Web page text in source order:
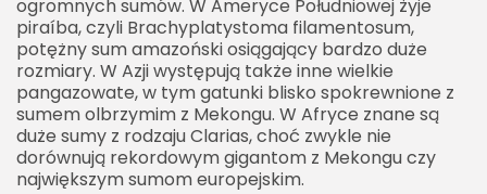
ogromnych sumów. W Ameryce Południowej żyje
piraíba, czyli Brachyplatystoma filamentosum,
potężny sum amazoński osiągający bardzo duże
rozmiary. W Azji występują także inne wielkie
pangazowate, w tym gatunki blisko spokrewnione z
sumem olbrzymim z Mekongu. W Afryce znane są
duże sumy z rodzaju Clarias, choć zwykle nie
dorównują rekordowym gigantom z Mekongu czy
największym sumom europejskim.